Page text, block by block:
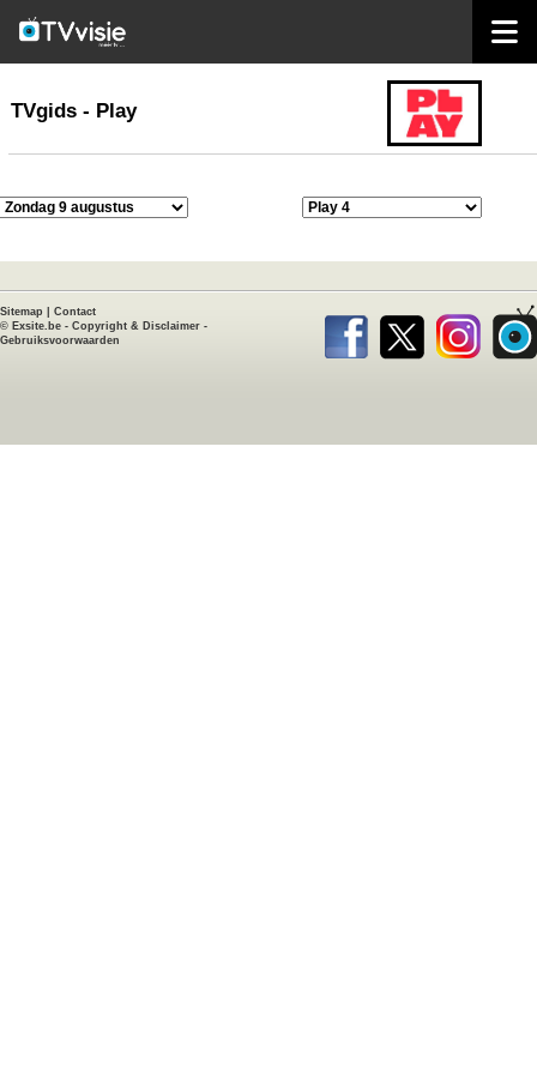
TVgids
TVgids - Play
Sitemap
Contact
© Exsite.be - Copyright & Disclaimer -
Gebruiksvoorwaarden